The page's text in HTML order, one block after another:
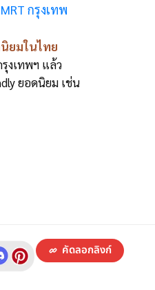
กรุงเทพ
ยมในไทย
งเทพฯ แล้ว
ยอดนิยม เช่น
คัดลอกลิงก์